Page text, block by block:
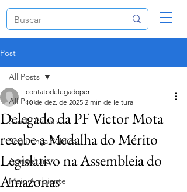
Post
All Posts
Saúde Pública
Segurança Pública
Agricultura
Meio Ambiente
All Posts
Delegado da PF Victor Mota
recebe a Medalha do Mérito
Legislativo na Assembleia do
Amazonas
contatodelegadoper
10 de dez. de 2025 2 min de leitura